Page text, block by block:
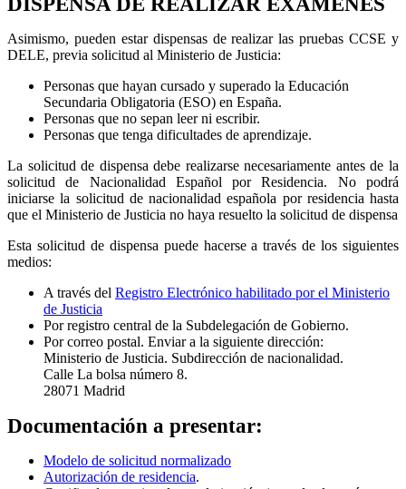
Asimismo, pueden estar dispensas de realizar las pruebas CCSE y
DELE, previa solicitud al Ministerio de Justicia:
Personas que hayan cursado y superado la Educación
Secundaria Obligatoria (ESO) en España.
Personas que no sepan leer ni escribir.
Personas que tenga dificultades de aprendizaje.
La solicitud de dispensa debe realizarse necesariamente antes de la
solicitud de Nacionalidad Español por Residencia. No podrá
iniciarse la solicitud de nacionalidad española por residencia hasta
que el Ministerio de Justicia no haya resuelto la solicitud de dispensa
Esta solicitud de dispensa puede hacerse a través de los siguientes
medios:
A través del Registro Electrónico habilitado por el Ministerio
de Justicia
Por registro central de la Subdelegación de Gobierno.
Por correo postal. Enviar a la siguiente dirección:
Ministerio de Justicia. Subdirección de nacionalidad.
Calle La bolsa número 8.
28071 Madrid
Documentación a presentar:
Modelo de solicitud normalizado
Autorización de residencia.